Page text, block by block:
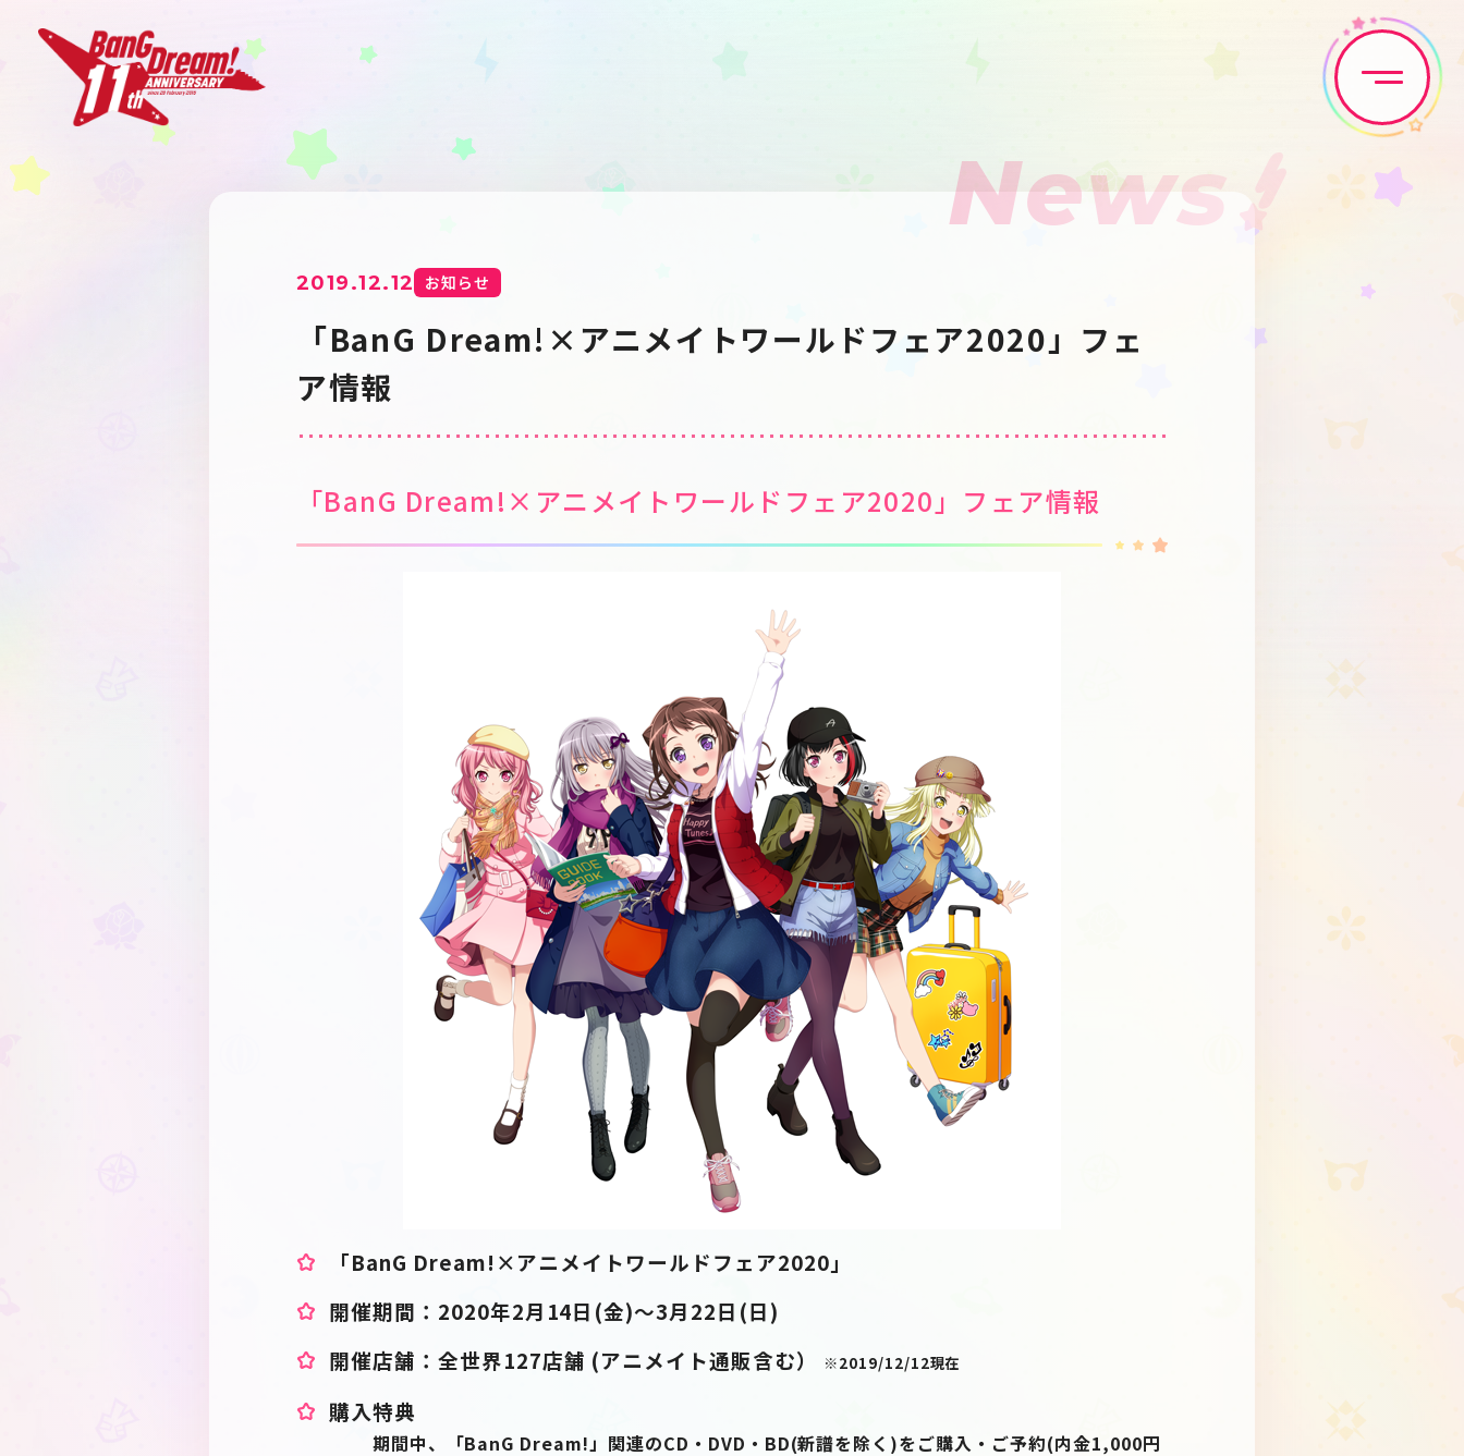
Home News
Artist Anime
Schedule
News
2019.12.12 お知らせ
「BanG Dream!×アニメイトワールドフェア2020」フェ
ア情報
「BanG Dream!×アニメイトワールドフェア2020」フェア情報
「BanG Dream!×アニメイトワールドフェア2020」
開催期間：2020年2月14日(金)～3月22日(日)
開催店舗：全世界127店舗 (アニメイト通販含む）
※2019/12/12現在
購入特典
期間中、「BanG Dream!」関連のCD・DVD・BD(新譜を除く)をご購入・ご予約(内金1,000円